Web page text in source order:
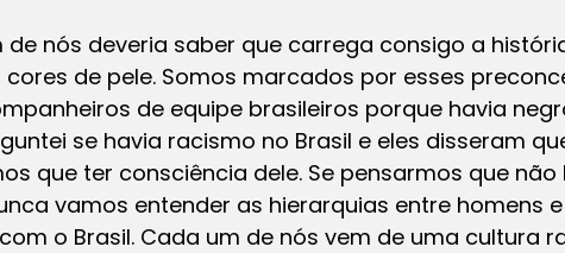
de nós deveria saber que carrega consigo a
de pele. Somos marcados por esses
de equipe brasileiros porque havia
se havia racismo no Brasil e eles disseram
que ter consciência dele. Se pensarmos que
vamos entender as hierarquias entre homens
o Brasil. Cada um de nós vem de uma cultura